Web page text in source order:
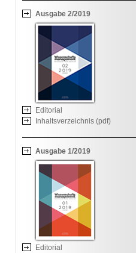
Ausgabe 2/2019
Editorial
Inhaltsverzeichnis (pdf)
Ausgabe 1/2019
Editorial